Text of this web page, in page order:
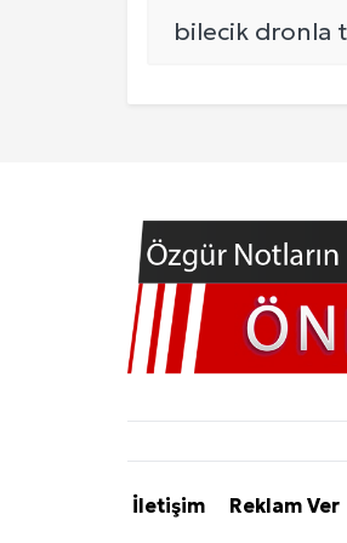
İletişim Reklam Ver
Site İçi (On-
Dar Tavanlı
Telefonlar
Diyarbakır
EKONOMİ
DÜNYA